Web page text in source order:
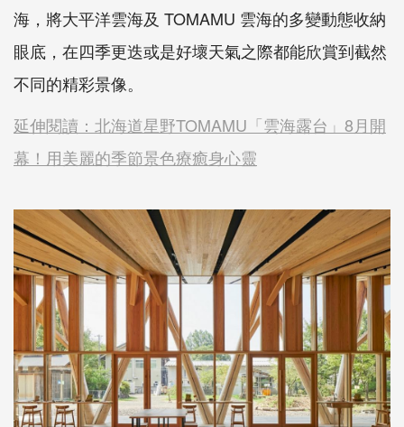
海，將大平洋雲海及 TOMAMU 雲海的多變動態收納
眼底，在四季更迭或是好壞天氣之際都能欣賞到截然
不同的精彩景像。
延伸閱讀：北海道星野TOMAMU「雲海露台」8月開
幕！用美麗的季節景色療癒身心靈